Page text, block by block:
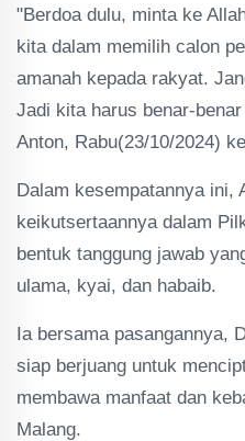
"Berdoa dulu, minta ke
kita dalam memilih calon
amanah kepada rakyat.
Jadi kita harus benar-
Anton, Rabu(23/10/2024)
Dalam kesempatannya ini,
keikutsertaannya dalam
bentuk tanggung jawab
ulama, kyai, dan habaib.
Ia bersama pasangannya,
siap berjuang untuk
membawa manfaat dan
Malang.